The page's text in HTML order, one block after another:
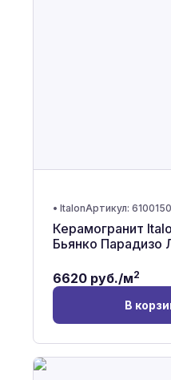
• ItalonАртикул:
Керамогранит
Бьянко Парадизо
6620 руб./м2
В